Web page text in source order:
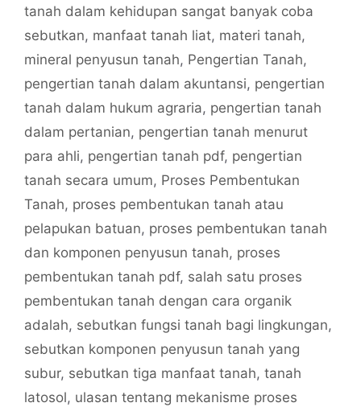
tanah dalam kehidupan sangat banyak coba
sebutkan, manfaat tanah liat, materi tanah,
mineral penyusun tanah, Pengertian Tanah,
pengertian tanah dalam akuntansi, pengertian
tanah dalam hukum agraria, pengertian tanah
dalam pertanian, pengertian tanah menurut
para ahli, pengertian tanah pdf, pengertian
tanah secara umum, Proses Pembentukan
Tanah, proses pembentukan tanah atau
pelapukan batuan, proses pembentukan tanah
dan komponen penyusun tanah, proses
pembentukan tanah pdf, salah satu proses
pembentukan tanah dengan cara organik
adalah, sebutkan fungsi tanah bagi lingkungan,
sebutkan komponen penyusun tanah yang
subur, sebutkan tiga manfaat tanah, tanah
latosol, ulasan tentang mekanisme proses